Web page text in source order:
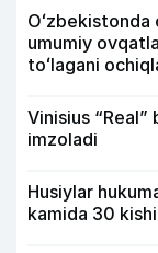
umumiy
toʻlagani
Vinisius
imzoladi
Husiylar
kamida 30